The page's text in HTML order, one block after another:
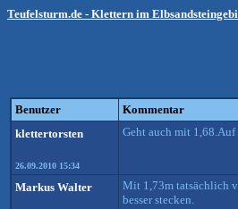
Teufelsturm.de - Klettern im
Benutzer Kommentar
klettertorsten
26.09.2010 15:34
Geht auch mit 1,68.Auf
Markus Walter
Mit 1,73m tatsächlich
besser stecken.